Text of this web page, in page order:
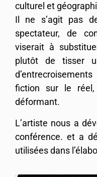
culturel et
Il ne s’agit pas
spectateur, de
viserait à
plutôt de tisser
fiction sur le
déformant.
L’artiste nous a
conférence. et a
utilisées dans